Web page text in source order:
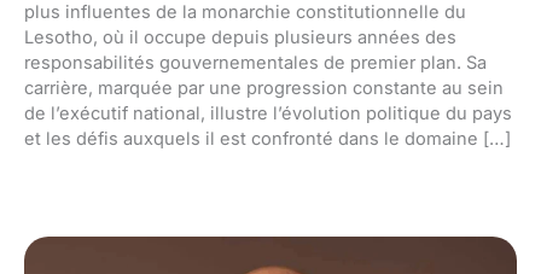
plus influentes de la monarchie constitutionnelle du
Lesotho, où il occupe depuis plusieurs années des
responsabilités gouvernementales de premier plan. Sa
carrière, marquée par une progression constante au sein
de l’exécutif national, illustre l’évolution politique du pays
et les défis auxquels il est confronté dans le domaine […]